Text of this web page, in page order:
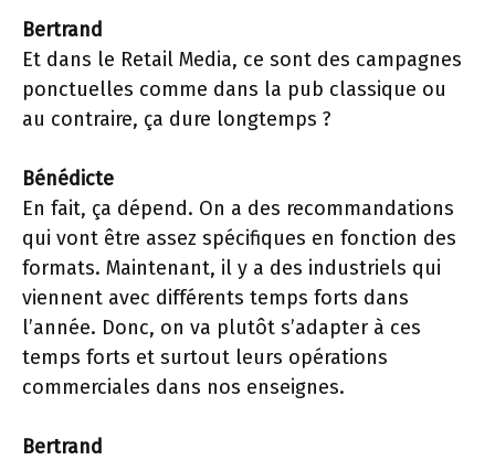
Bertrand
Et dans le Retail Media, ce sont des campagnes
ponctuelles comme dans la pub classique ou
au contraire, ça dure longtemps ?
Bénédicte
En fait, ça dépend. On a des recommandations
qui vont être assez spécifiques en fonction des
formats. Maintenant, il y a des industriels qui
viennent avec différents temps forts dans
l’année. Donc, on va plutôt s’adapter à ces
temps forts et surtout leurs opérations
commerciales dans nos enseignes.
Bertrand